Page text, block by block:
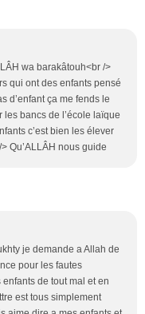
wa barakâtouh<br />
qui ont des enfants pensé
d’enfant ça me fends le
bancs de l’école laïque
c’est bien les élever
Qu’ALLÂH nous guide
je demande a Allah de
pour les fautes
de tout mal et en
est tous simplement